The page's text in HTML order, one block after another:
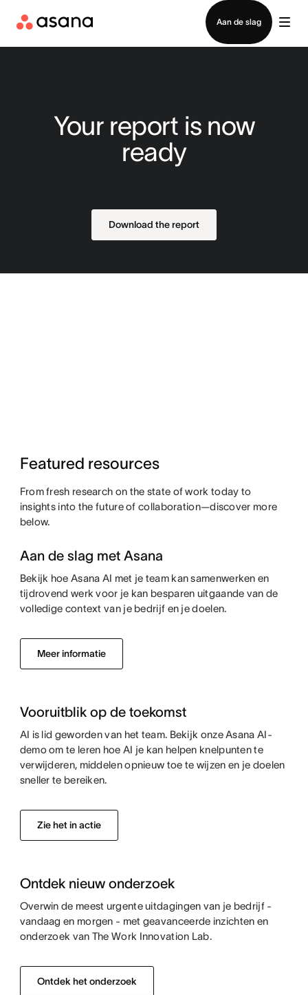
Aan de slag
Contact opnemen met verkoop
Your report is now
ready
Download the report
Featured resources
From fresh research on the state of work today to
insights into the future of collaboration—discover more
below.
Aan de slag met Asana
Bekijk hoe Asana AI met je team kan samenwerken en
tijdrovend werk voor je kan besparen uitgaande van de
volledige context van je bedrijf en je doelen.
Meer informatie
Vooruitblik op de toekomst
AI is lid geworden van het team. Bekijk onze Asana AI-
demo om te leren hoe AI je kan helpen knelpunten te
verwijderen, middelen opnieuw toe te wijzen en je doelen
sneller te bereiken.
Zie het in actie
Ontdek nieuw onderzoek
Overwin de meest urgente uitdagingen van je bedrijf -
vandaag en morgen - met geavanceerde inzichten en
onderzoek van The Work Innovation Lab.
Ontdek het onderzoek